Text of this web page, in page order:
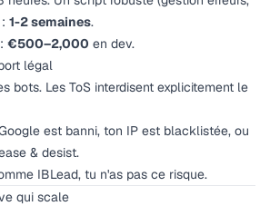
1-2 semaines.
€500–2,000 en dev.
légal
bots. Les ToS interdisent explicitement le
est banni, ton IP est blacklistée, ou
& desist.
IBLead, tu n'as pas ce risque.
qui scale